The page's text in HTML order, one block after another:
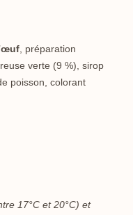
œuf , préparation
verte (9 %), sirop
poisson, colorant
17°C et 20°C) et